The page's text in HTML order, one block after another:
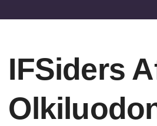
IFSiders